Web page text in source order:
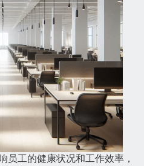
员工的健康状况和工作效率，